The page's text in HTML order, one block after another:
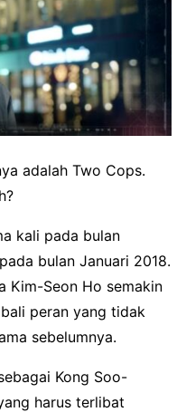
adalah Two Cops.
kali pada bulan
bulan Januari 2018.
Kim-Seon Ho semakin
peran yang tidak
sebelumnya.
Kong Soo-
harus terlibat